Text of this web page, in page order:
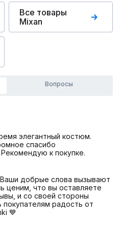
Все товары
Mixan
Вопросы
элегантный костюм.
спасибо
к покупке.
Ваши добрые слова вызывают
ценим, что вы оставляете
и со своей стороны
покупателям радость от
💙